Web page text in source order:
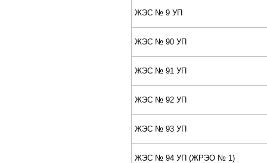
ЖЭС № 9 УП
ЖЭС № 90 УП
ЖЭС № 91 УП
ЖЭС № 92 УП
ЖЭС № 93 УП
ЖЭС № 94 УП (ЖPЭО № 1)